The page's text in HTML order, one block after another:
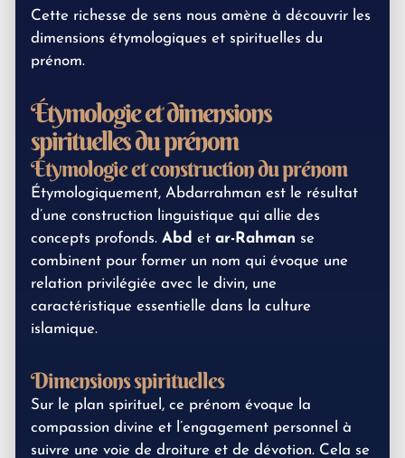
Cette richesse de sens nous amène à découvrir les
dimensions étymologiques et spirituelles du
prénom.
Étymologie et dimensions
spirituelles du prénom
Étymologie et construction du prénom
Étymologiquement, Abdarrahman est le résultat
d’une construction linguistique qui allie des
concepts profonds. Abd et ar-Rahman se
combinent pour former un nom qui évoque une
relation privilégiée avec le divin, une
caractéristique essentielle dans la culture
islamique.
Dimensions spirituelles
Sur le plan spirituel, ce prénom évoque la
compassion divine et l’engagement personnel à
suivre une voie de droiture et de dévotion. Cela se